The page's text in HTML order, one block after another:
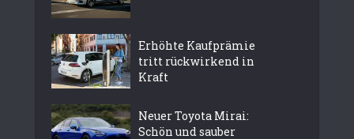
Erhöhte Kaufprämie
tritt rückwirkend in
Kraft
Neuer Toyota Mirai:
Schön und sauber